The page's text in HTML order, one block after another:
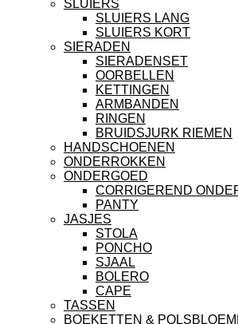
SLUIERS
SLUIERS LANG
SLUIERS KORT
SIERADEN
SIERADENSET
OORBELLEN
KETTINGEN
ARMBANDEN
RINGEN
BRUIDSJURK RIEMEN
HANDSCHOENEN
ONDERROKKEN
ONDERGOED
CORRIGEREND
PANTY
JASJES
STOLA
PONCHO
SJAAL
BOLERO
CAPE
TASSEN
BOEKETTEN &